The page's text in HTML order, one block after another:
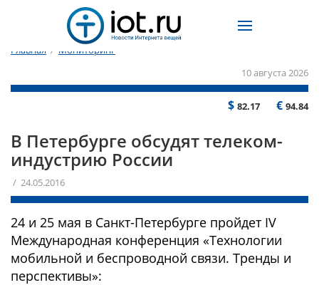
Главная / Мониторинг
10 августа 2026
$ 82.17 € 94.84
В Петербурге обсудят телеком-
индустрию России
/ 24.05.2016
24 и 25 мая в Санкт-Петербурге пройдет IV
Международная конференция «Технологии
мобильной и беспроводной связи. Тренды и
перспективы»: